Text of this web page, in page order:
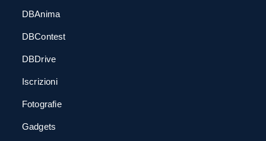
DBAnima
DBContest
DBDrive
Iscrizioni
Fotografie
Gadgets